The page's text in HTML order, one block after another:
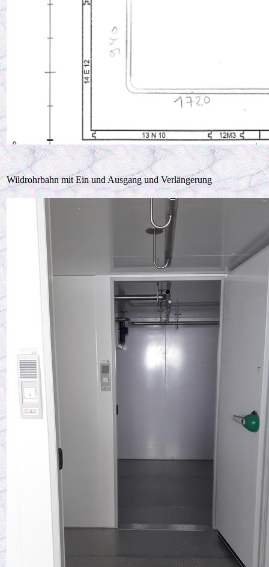
Wildrohrbahn mit Ein und Ausgang und Verlängerung